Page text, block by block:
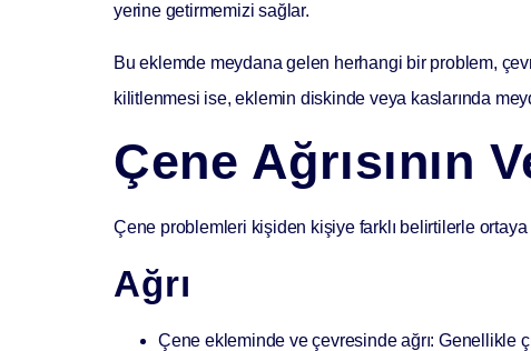
yerine getirmemizi sağlar.
Bu eklemde meydana gelen herhangi bir problem,
kilitlenmesi ise, eklemin diskinde veya kaslarında
Çene Ağrısının
Çene problemleri kişiden kişiye farklı belirtilerle ortaya
Ağrı
Çene ekleminde ve çevresinde ağrı: Genellikle